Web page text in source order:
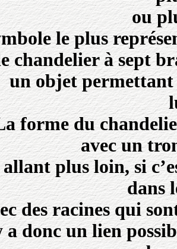
ou
le plus
chandelier à sept
un objet permettant
forme du
avec un
plus loin, si
dans
des racines qui
a donc un lien